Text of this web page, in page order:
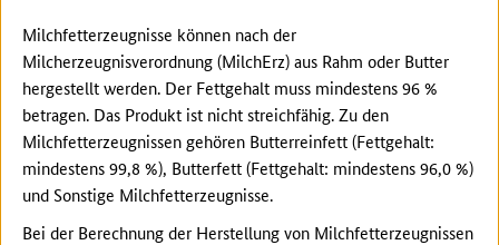
Milchfetterzeugnisse können nach der
Milcherzeugnisverordnung (MilchErz) aus Rahm oder Butter
hergestellt werden. Der Fettgehalt muss mindestens 96 %
betragen. Das Produkt ist nicht streichfähig. Zu den
Milchfetterzeugnissen gehören Butterreinfett (Fettgehalt:
mindestens 99,8 %), Butterfett (Fettgehalt: mindestens 96,0 %)
und Sonstige Milchfetterzeugnisse.
Bei der Berechnung der Herstellung von Milchfetterzeugnissen